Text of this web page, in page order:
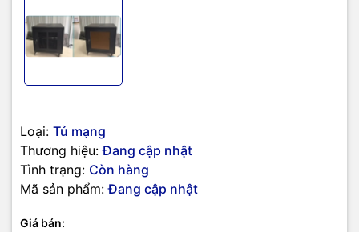
Loại: Tủ mạng
Thương hiệu: Đang cập nhật
Tình trạng: Còn hàng
Mã sản phẩm: Đang cập nhật
Giá bán: